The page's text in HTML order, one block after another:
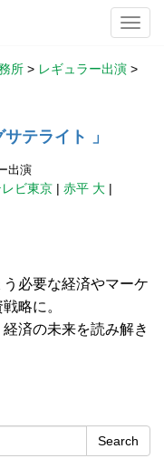
所 > レギュラー出演 >
テライト 」
出演
レビ東京 | 赤平 大 |
必要な経済やマーケ
略に。
済の未来を読み解き
Search